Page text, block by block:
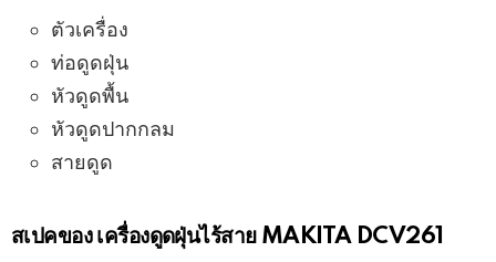
ตัวเครื่อง
ท่อดูดฝุ่น
หัวดูดพื้น
หัวดูดปากกลม
สายดูด
สเปคของ เครื่องดูดฝุ่นไร้สาย MAKITA DCV261